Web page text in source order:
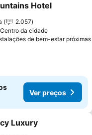
aos favoritos
Hotel
2.057
da cidade
de bem-estar próximas
Ver preços
aos favoritos
Luxury